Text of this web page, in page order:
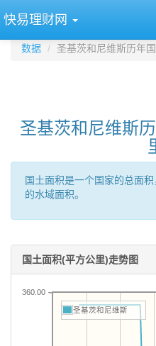
快易理财网
数据 圣基茨和尼维斯历年
圣基茨和尼维斯
国土面积是一个国家的总面
的水域面积。
国土面积(平方公里)走势图
360.00
圣基茨和尼维斯